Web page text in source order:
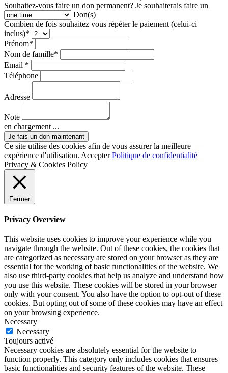
Souhaitez-vous faire un don permanent? Je souhaiterais faire un
Don(s)
Combien de fois souhaitez vous répéter le paiement (celui-ci
inclus)*
Prénom*
Nom de famille*
Email *
Téléphone
Adresse
Note
en chargement ...
Ce site utilise des cookies afin de vous assurer la meilleure
expérience d'utilisation. Accepter Politique de confidentialité
Privacy & Cookies Policy
Fermer
Privacy Overview
This website uses cookies to improve your experience while you
navigate through the website. Out of these cookies, the cookies that
are categorized as necessary are stored on your browser as they are
essential for the working of basic functionalities of the website. We
also use third-party cookies that help us analyze and understand how
you use this website. These cookies will be stored in your browser
only with your consent. You also have the option to opt-out of these
cookies. But opting out of some of these cookies may have an effect
on your browsing experience.
Necessary
Necessary
Toujours activé
Necessary cookies are absolutely essential for the website to
function properly. This category only includes cookies that ensures
basic functionalities and security features of the website. These